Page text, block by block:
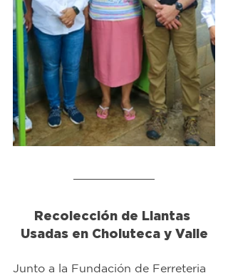
Recolección de Llantas
Usadas en Choluteca y Valle
Junto a la Fundación de Ferreteria